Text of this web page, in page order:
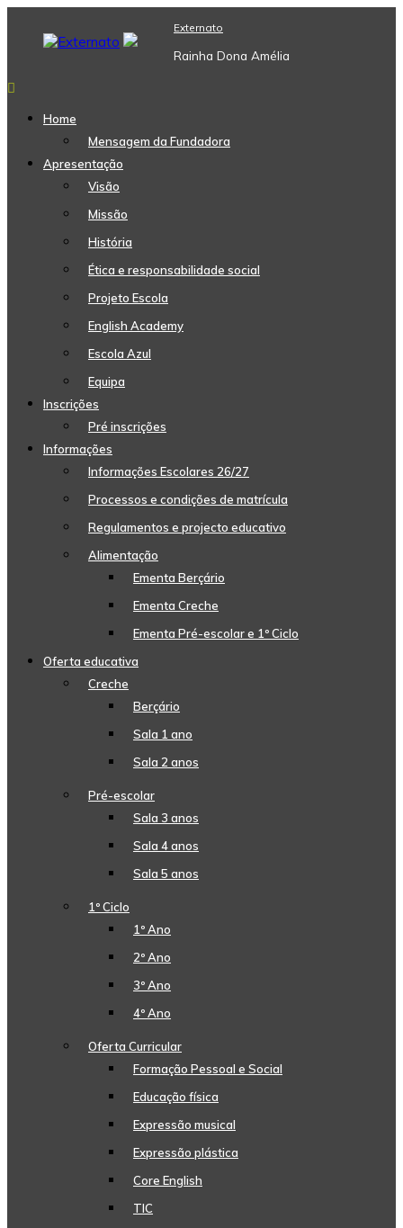
content
Externato
Rainha Dona Amélia
Home
Mensagem da Fundadora
Apresentação
Visão
Missão
História
Ética e responsabilidade social
Projeto Escola
English Academy
Escola Azul
Equipa
Inscrições
Pré inscrições
Informações
Informações Escolares 26/27
Processos e condições de matrícula
Regulamentos e projecto educativo
Alimentação
Ementa Berçário
Ementa Creche
Ementa Pré-escolar e 1º Ciclo
Oferta educativa
Creche
Berçário
Sala 1 ano
Sala 2 anos
Pré-escolar
Sala 3 anos
Sala 4 anos
Sala 5 anos
1º Ciclo
1º Ano
2º Ano
3º Ano
4º Ano
Oferta Curricular
Formação Pessoal e Social
Educação física
Expressão musical
Expressão plástica
Core English
TIC